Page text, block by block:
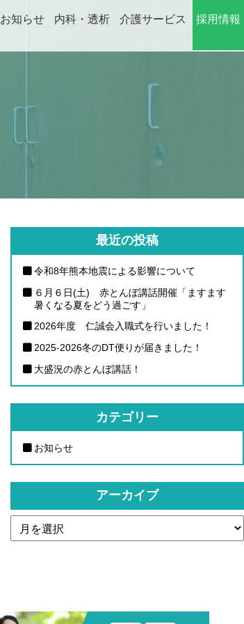
お知らせ 内科・透析 介護サービス 採用情報
最近の投稿
令和8年熊本地震による影響について
６月６日(土) 赤とんぼ講話開催「ますます
暑くなる夏をどう過ごす」
2026年度 仁誠会入職式を行いました！
2025-2026冬のDT便りが届きました！
大盛況の赤とんぼ講話！
カテゴリー
お知らせ
アーカイブ